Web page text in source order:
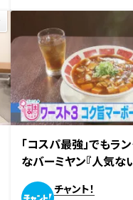
「コスパ最強」でもラ
なバーミヤン『人気な
“注文画面”の作りで憂
チャント！